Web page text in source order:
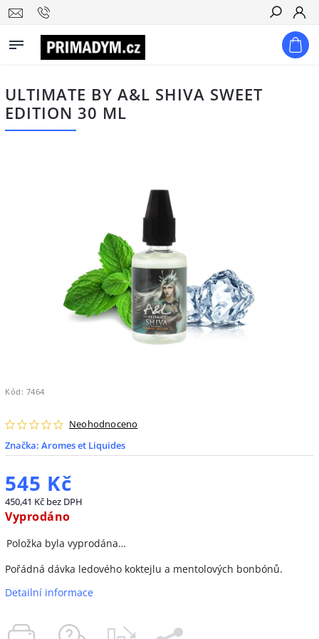
Hledat
ULTIMATE BY A&L SHIVA SWEET
EDITION 30 ML
Kód: 7464
Neohodnoceno
Značka: Aromes et Liquides
545 Kč
450,41 Kč bez DPH
Vyprodáno
Položka byla vyprodána…
Pořádná dávka ledového koktejlu a mentolových bonbónů.
Detailní informace